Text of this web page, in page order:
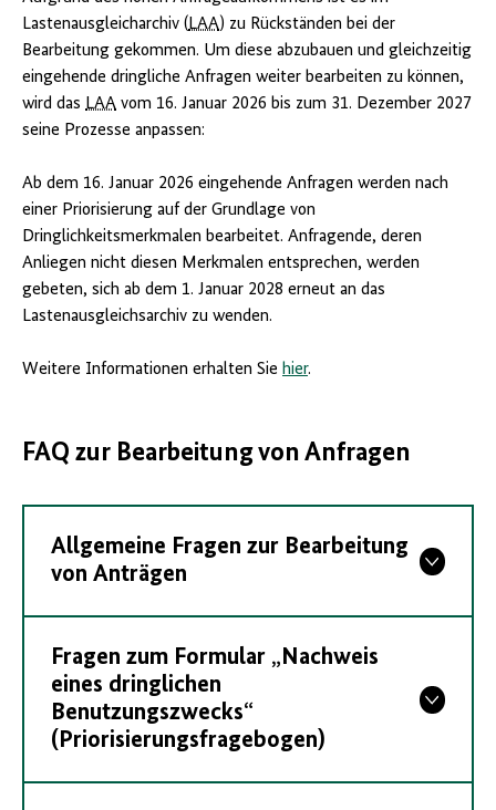
Lastenausgleicharchiv ( LAA) zu Rückständen bei der
Bearbeitung gekommen. Um diese abzubauen und gleichzeitig
eingehende dringliche Anfragen weiter bearbeiten zu können,
wird das LAA vom 16. Januar 2026 bis zum 31. Dezember 2027
seine Prozesse anpassen:
Ab dem 16. Januar 2026 eingehende Anfragen werden nach
einer Priorisierung auf der Grundlage von
Dringlichkeitsmerkmalen bearbeitet. Anfragende, deren
Anliegen nicht diesen Merkmalen entsprechen, werden
gebeten, sich ab dem 1. Januar 2028 erneut an das
Lastenausgleichsarchiv zu wenden.
Weitere Informationen erhalten Sie hier.
FAQ zur Bearbeitung von Anfragen
Allgemeine Fragen zur Bearbeitung
von Anträgen
Fragen zum Formular „Nachweis
eines dringlichen
Benutzungszwecks“
(Priorisierungsfragebogen)